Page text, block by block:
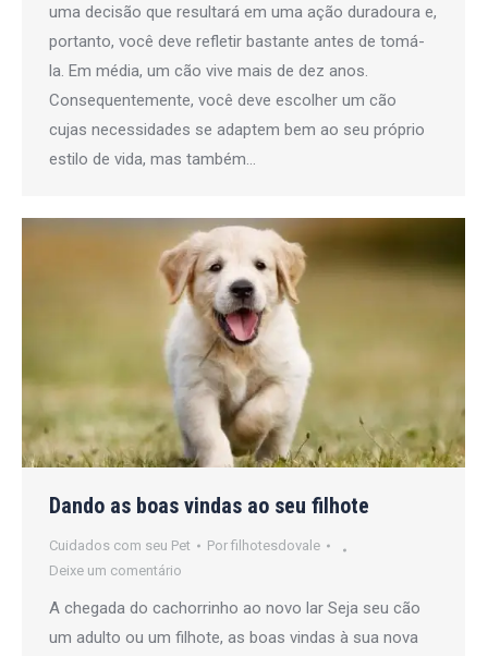
uma decisão que resultará em uma ação duradoura e,
portanto, você deve refletir bastante antes de tomá-
la. Em média, um cão vive mais de dez anos.
Consequentemente, você deve escolher um cão
cujas necessidades se adaptem bem ao seu próprio
estilo de vida, mas também…
Dando as boas vindas ao seu filhote
Cuidados com seu Pet Por filhotesdovale
Deixe um comentário
A chegada do cachorrinho ao novo lar Seja seu cão
um adulto ou um filhote, as boas vindas à sua nova